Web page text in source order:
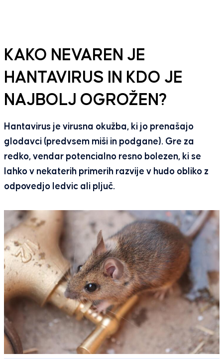
KAKO NEVAREN JE
HANTAVIRUS IN KDO JE
NAJBOLJ OGROŽEN?
Hantavirus je virusna okužba, ki jo prenašajo
glodavci (predvsem miši in podgane). Gre za
redko, vendar potencialno resno bolezen, ki se
lahko v nekaterih primerih razvije v hudo obliko z
odpovedjo ledvic ali pljuč.